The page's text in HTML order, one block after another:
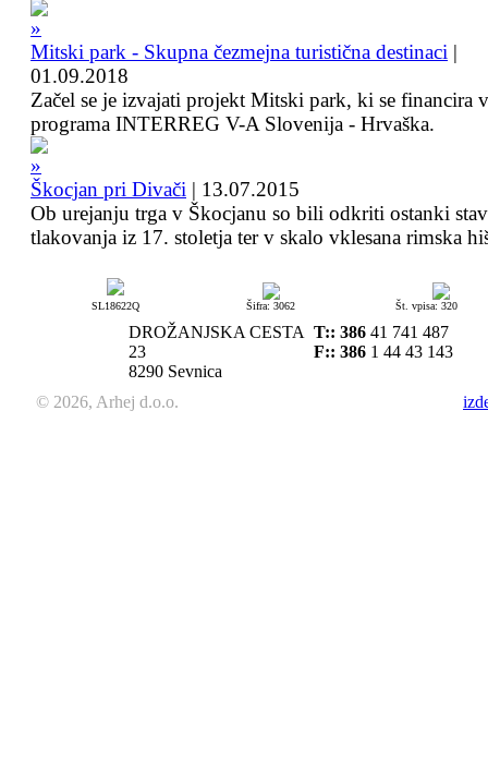
Mitski park - Skupna čezmejna turistična destinaci |
01.09.2018
Začel se je izvajati projekt Mitski park, ki se financira
programa INTERREG V-A Slovenija - Hrvaška.
Škocjan pri Divači | 13.07.2015
Ob urejanju trga v Škocjanu so bili odkriti ostanki
tlakovanja iz 17. stoletja ter v skalo vklesana rimska
SL18622Q Šifra: 3062 Št. vpisa: 320
DROŽANJSKA CESTA
23
8290 Sevnica
T:: 386 41 741 487
F:: 386 1 44 43 143
© 2026, Arhej d.o.o.